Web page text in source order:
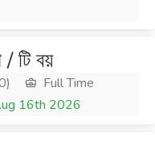
/ টি বয়
Full Time
16th 2026